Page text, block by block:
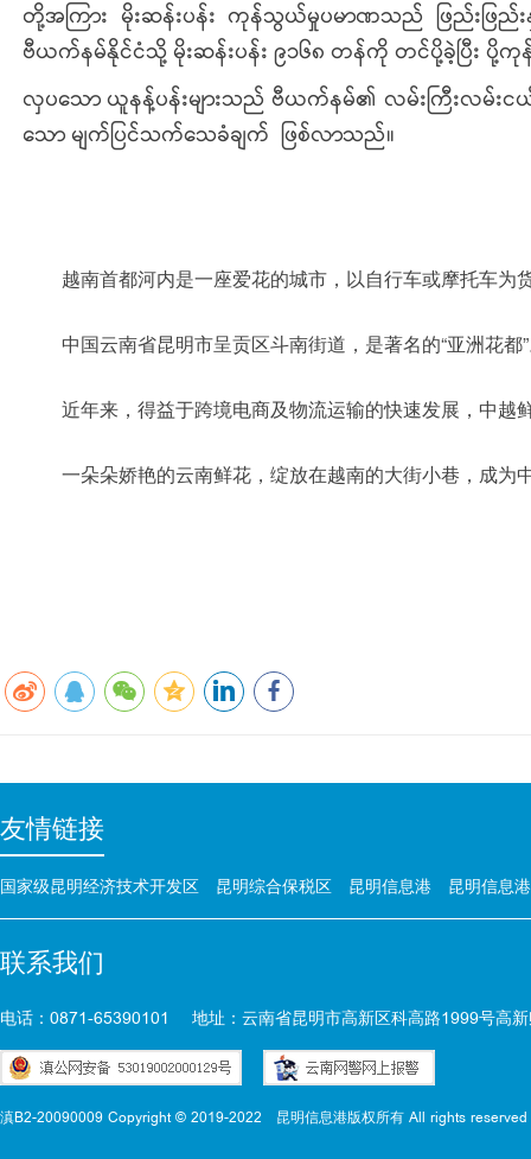
တို့အကြား မိုးဆန်းပန်း ကုန်သွယ်မှုပမာဏသည် ဖြည်းဖ
ဗီယက်နမ်နိုင်ငံသို့ မိုးဆန်းပန်း ၉၁၆၈ တန်ကို တင်ပို့ခဲ့ပြီး ပို့ကု
လှပသော ယူနန့်ပန်းများသည် ဗီယက်နမ်၏ လမ်းကြီးလမ်းငယ်
သော မျက်ပြင်သက်သေခံချက် ဖြစ်လာသည်။
越南首都河内是一座爱花的城市，以自行车或摩托车为
中国云南省昆明市呈贡区斗南街道，是著名的“亚洲花
近年来，得益于跨境电商及物流运输的快速发展，中
一朵朵娇艳的云南鲜花，绽放在越南的大街小巷，成
友情链接
国家级昆明经济技术开发区 昆明综合保税区 昆明信息港 昆明信息
联系我们
电话：0871-65390101 地址：云南省昆明市高新区科高路1999号高
滇B2-20090009 Copyright © 2019-2022 昆明信息港版权所有 All rights reserved